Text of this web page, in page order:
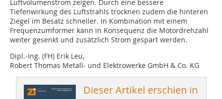
Luftvolumenstrom zeigen. Durch eine bessere
Tiefenwirkung des Luftstrahls trocknen zudem die hinteren
Ziegel im Besatz schneller. In Kombination mit einem
Frequenzumformer kann in Konsequenz die Motordrehzahl
weiter gesenkt und zusätzlich Strom gespart werden.
Dipl.-Ing. (FH) Erik Leu,
Robert Thomas Metall- und Elektrowerke GmbH & Co. KG
Dieser Artikel erschien in